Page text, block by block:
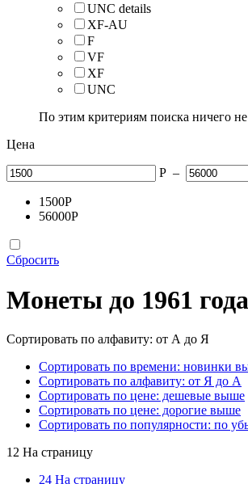
UNС details
XF-AU
F
VF
XF
UNC
По этим критериям поиска ничего
Цена
Р –
1500Р
56000Р
Сбросить
Монеты до 1961 года
Сортировать по алфавиту: от А до Я
Сортировать по времени: новинки
Сортировать по алфавиту: от Я до А
Сортировать по цене: дешевые выше
Сортировать по цене: дорогие выше
Сортировать по популярности: по
12 На страницу
24 На страницу